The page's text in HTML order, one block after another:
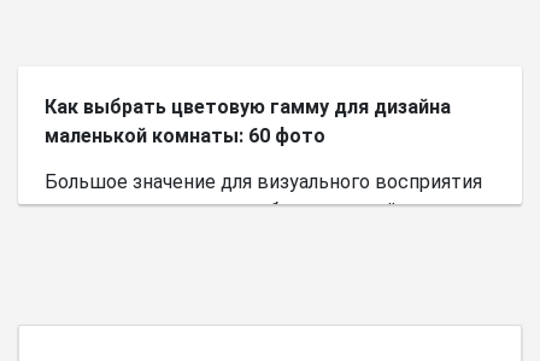
Как выбрать цветовую гамму для дизайна
маленькой комнаты: 60 фото
Большое значение для визуального восприятия
пространства имеет выбор цветовой палитры.